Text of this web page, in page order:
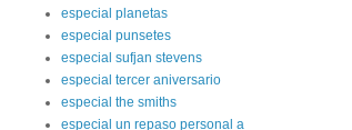
especial planetas
especial punsetes
especial sufjan stevens
especial tercer aniversario
especial the smiths
especial un repaso personal a